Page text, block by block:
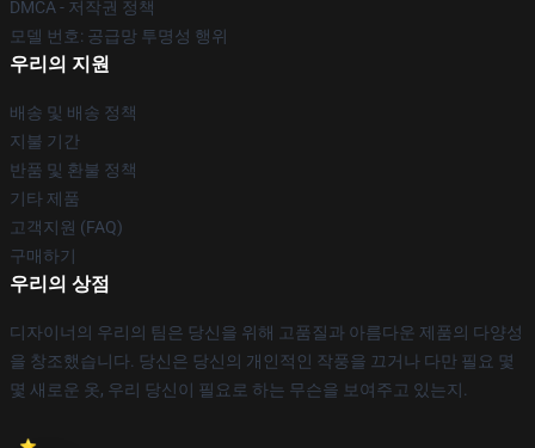
DMCA - 저작권 정책
모델 번호: 공급망 투명성 행위
우리의 지원
배송 및 배송 정책
지불 기간
반품 및 환불 정책
기타 제품
고객지원 (FAQ)
구매하기
우리의 상점
디자이너의 우리의 팀은 당신을 위해 고품질과 아름다운 제품의 다양성
을 창조했습니다. 당신은 당신의 개인적인 작풍을 끄거나 다만 필요 몇
몇 새로운 옷, 우리 당신이 필요로 하는 무슨을 보여주고 있는지.